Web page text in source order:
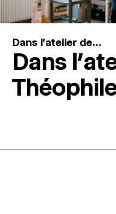
Dans l'atelier de...
Dans